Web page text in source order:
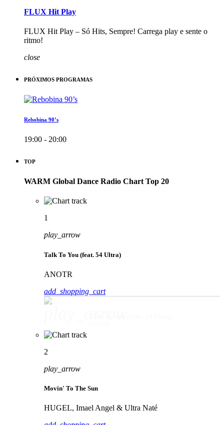
FLUX Hit Play
FLUX Hit Play – Só Hits, Sempre! Carrega play e sente o
ritmo!
close
PRÓXIMOS PROGRAMAS
Rebobina 90’s
19:00 - 20:00
TOP
WARM Global Dance Radio Chart Top 20
1
play_arrow
Talk To You (feat. 54 Ultra)
ANOTR
add_shopping_cart
2
play_arrow
Movin' To The Sun
HUGEL, Imael Angel & Ultra Naté